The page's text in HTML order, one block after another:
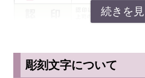
彫刻文字について